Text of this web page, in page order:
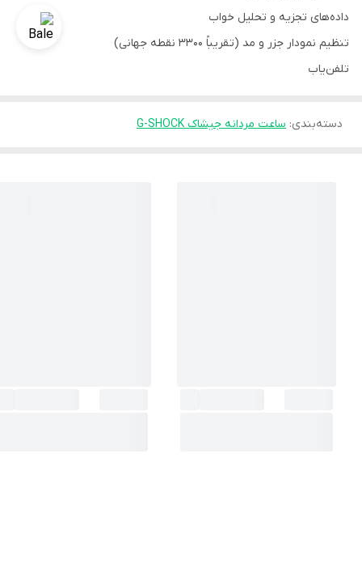
داده‌های تجزیه و تحلیل خواب
تنظیم نمودار جزر و مد (تقریباً 3300 نقطه جهانی)
تلفن‌یاب
دسته‌بندی: ساعت مردانه جیشاک G-SHOCK